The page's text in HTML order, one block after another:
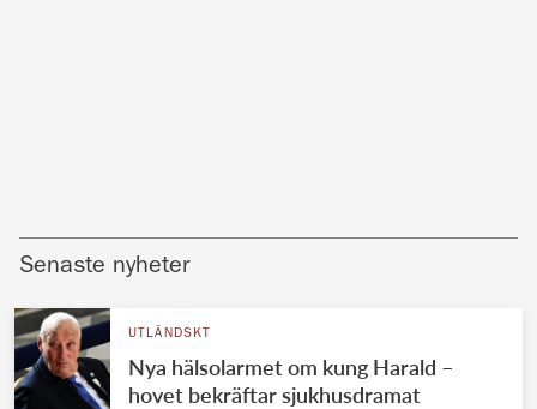
Senaste nyheter
UTLÄNDSKT
Nya hälsolarmet om kung Harald –
hovet bekräftar sjukhusdramat